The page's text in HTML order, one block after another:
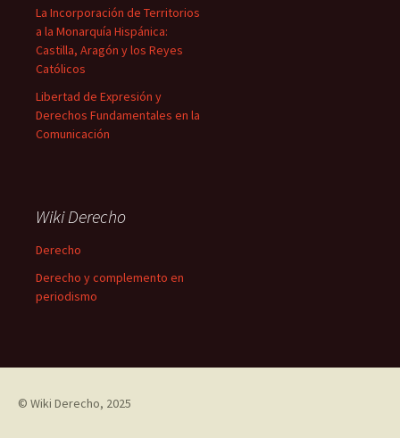
La Incorporación de Territorios
a la Monarquía Hispánica:
Castilla, Aragón y los Reyes
Católicos
Libertad de Expresión y
Derechos Fundamentales en la
Comunicación
Wiki Derecho
Derecho
Derecho y complemento en
periodismo
© Wiki Derecho, 2025